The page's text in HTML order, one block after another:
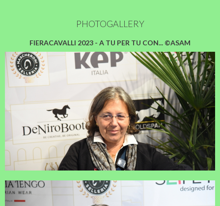
PHOTOGALLERY
FIERACAVALLI 2023 - A TU PER TU CON... ©ASAM